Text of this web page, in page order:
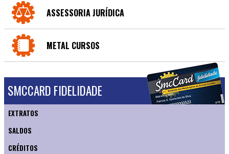
ASSESSORIA JURÍDICA
METAL CURSOS
SMCCARD FIDELIDADE
EXTRATOS
SALDOS
CRÉDITOS